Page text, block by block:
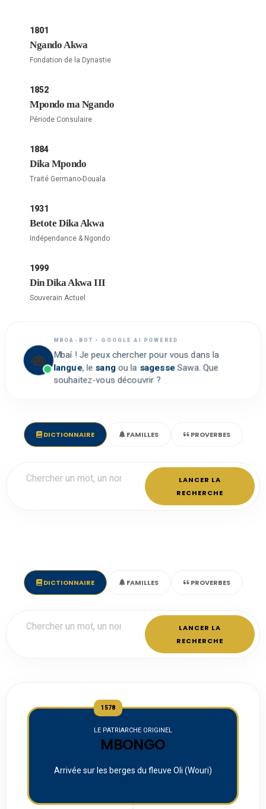
1801
Ngando Akwa
Fondation de la Dynastie
1852
Mpondo ma Ngando
Période Consulaire
1884
Dika Mpondo
Traité Germano-Douala
1931
Betote Dika Akwa
Indépendance & Ngondo
1999
Din Dika Akwa III
Souverain Actuel
MBOA-BOT • GOOGLE AI POWERED
Mbaí ! Je peux chercher pour vous dans la
langue, le sangou la sagesseSawa. Que
souhaitez-vous découvrir ?
DICTIONNAIRE FAMILLES PROVERBES
LANCER LA
RECHERCHE
DICTIONNAIRE FAMILLES PROVERBES
LANCER LA
RECHERCHE
1578
LE PATRIARCHE ORIGINEL
MBONGO
Arrivée sur les berges du fleuve Oli (Wouri)